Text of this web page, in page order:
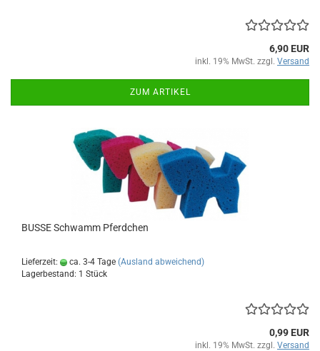
6,90 EUR
inkl. 19% MwSt. zzgl. Versand
ZUM ARTIKEL
BUSSE Schwamm Pferdchen
Lieferzeit: ca. 3-4 Tage (Ausland abweichend)
Lagerbestand: 1 Stück
0,99 EUR
inkl. 19% MwSt. zzgl. Versand